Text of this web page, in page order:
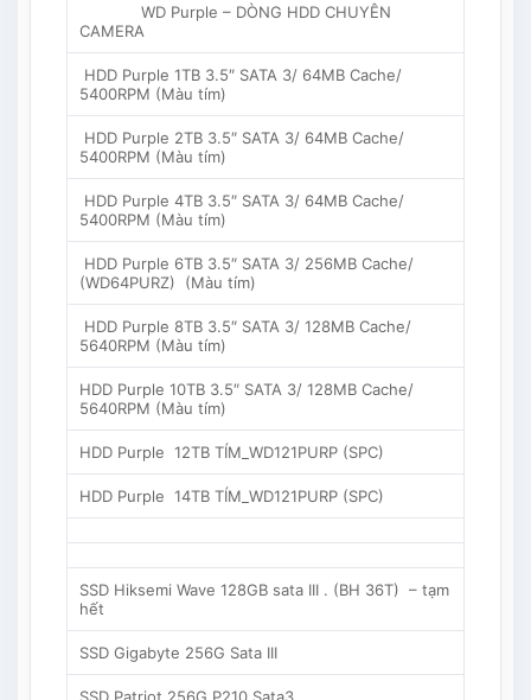
WD Purple – DÒNG HDD CHUYÊN
CAMERA
HDD Purple 1TB 3.5″ SATA 3/ 64MB Cache/
5400RPM (Màu tím)
HDD Purple 2TB 3.5″ SATA 3/ 64MB Cache/
5400RPM (Màu tím)
HDD Purple 4TB 3.5″ SATA 3/ 64MB Cache/
5400RPM (Màu tím)
HDD Purple 6TB 3.5″ SATA 3/ 256MB Cache/
(WD64PURZ) (Màu tím)
HDD Purple 8TB 3.5″ SATA 3/ 128MB Cache/
5640RPM (Màu tím)
HDD Purple 10TB 3.5″ SATA 3/ 128MB Cache/
5640RPM (Màu tím)
HDD Purple 12TB TÍM_WD121PURP (SPC)
HDD Purple 14TB TÍM_WD121PURP (SPC)
SSD Hiksemi Wave 128GB sata III . (BH 36T) – tạm
hết
SSD Gigabyte 256G Sata III
SSD Patriot 256G P210 Sata3